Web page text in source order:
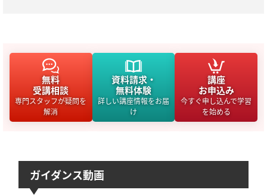
無料
受講相談
専門スタッフが疑問を
解消
資料請求・
無料体験
詳しい講座情報をお届
け
講座
お申込み
今すぐ申し込んで学習
を始める
ガイダンス動画